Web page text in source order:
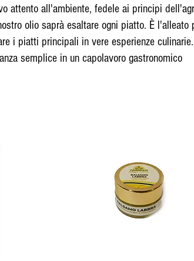
attento all'ambiente, fedele ai principi
olio saprà esaltare ogni piatto. È
i piatti principali in vere esperienze
semplice in un capolavoro gastronomico